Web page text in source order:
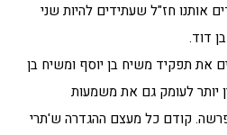
אותנו חז"ל שעתידים להיות שני
דוד.
את תפקיד משיח בן יוסף ומשיח בן
יותר לעומק גם את משמעות
קודם כל מעצם ההגדרה ש'תרי